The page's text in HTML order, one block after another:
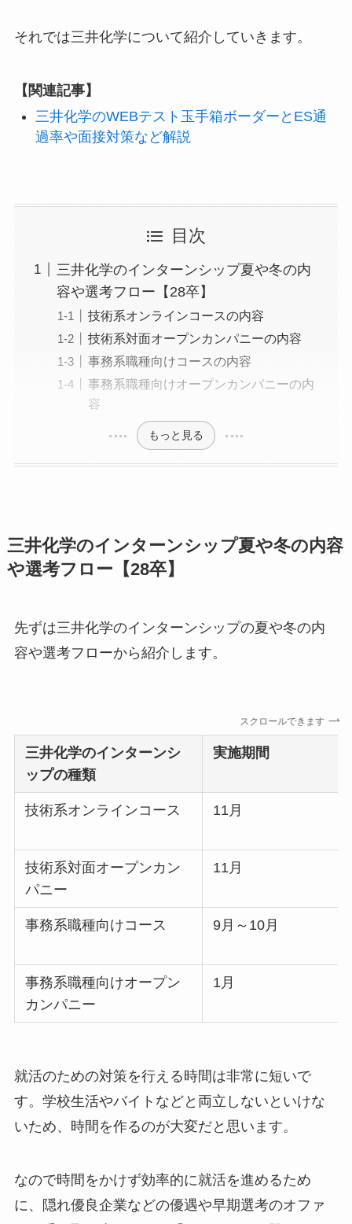
それでは三井化学について紹介していきます。
【関連記事】
三井化学のWEBテスト玉手箱ボーダーとES通
過率や面接対策など解説
目次
三井化学のインターンシップ夏や冬の内
容や選考フロー【28卒】
技術系オンラインコースの内容
技術系対面オープンカンパニーの内容
事務系職種向けコースの内容
事務系職種向けオープンカンパニーの内
容
もっと見る
三井化学のインターンシップ夏や冬の内容
や選考フロー【28卒】
先ずは三井化学のインターンシップの夏や冬の内
容や選考フローから紹介します。
スクロールできます
三井化学のインターンシ
ップの種類
実施期間
技術系オンラインコース 11月
技術系対面オープンカン
パニー
11月
事務系職種向けコース 9月～10月
事務系職種向けオープン
カンパニー
1月
就活のための対策を行える時間は非常に短いで
す。学校生活やバイトなどと両立しないといけな
いため、時間を作るのが大変だと思います。
なので時間をかけず効率的に就活を進めるため
に、隠れ優良企業などの優遇や早期選考のオファ